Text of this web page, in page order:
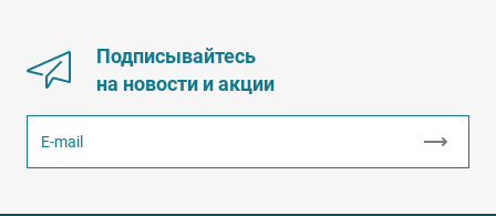
Подписывайтесь
на новости и акции